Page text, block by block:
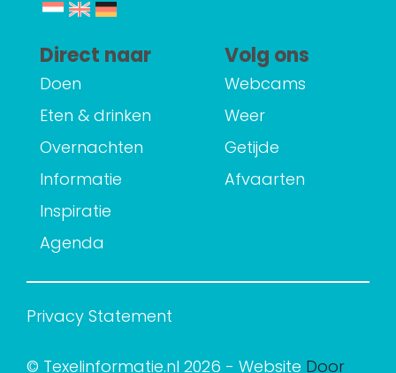
Direct naar
Doen
Eten & drinken
Overnachten
Informatie
Inspiratie
Agenda
Volg ons
Webcams
Weer
Getijde
Afvaarten
Privacy Statement
© Texelinformatie.nl 2026 - Website Door